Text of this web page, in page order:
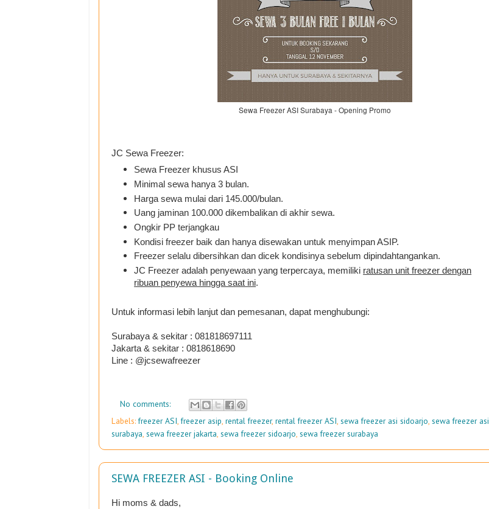
Sewa Freezer ASI Surabaya - Opening Promo
JC Sewa Freezer:
Sewa Freezer khusus ASI
Minimal sewa hanya 3 bulan.
Harga sewa mulai dari 145.000/bulan.
Uang jaminan 100.000 dikembalikan di akhir sewa.
Ongkir PP terjangkau
Kondisi freezer baik dan hanya disewakan untuk menyimpan ASIP.
Freezer selalu dibersihkan dan dicek kondisinya sebelum dipindahtangankan.
JC Freezer adalah penyewaan yang terpercaya, memiliki ratusan unit freezer dengan
ribuan penyewa hingga saat ini.
Untuk informasi lebih lanjut dan pemesanan, dapat menghubungi:
Surabaya & sekitar : 081818697111
Jakarta & sekitar : 0818618690
Line : @jcsewafreezer
No comments:
Labels:freezer ASI,freezer asip, rental freezer, rental freezer ASI, sewa freezer asi sidoarjo, sewa freezer asi
surabaya, sewa freezer jakarta, sewa freezer sidoarjo, sewa freezer surabaya
SEWA FREEZER ASI - Booking Online
Hi moms & dads,